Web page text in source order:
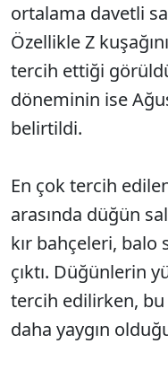
ortalama davetli
Özellikle Z
tercih ettiği
döneminin ise
belirtildi.
En çok tercih
arasında düğün
kır bahçeleri, balo
çıktı. Düğünlerin
tercih edilirken, bu
daha yaygın